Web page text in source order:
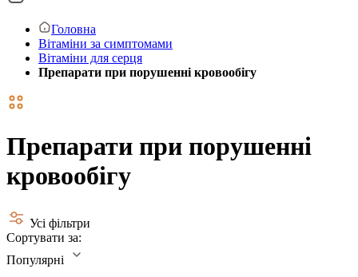
Головна
Вітаміни за симптомами
Вітаміни для серця
Препарати при порушенні кровообігу
Препарати при порушенні
кровообігу
Усі фільтри
Сортувати за:
Популярні